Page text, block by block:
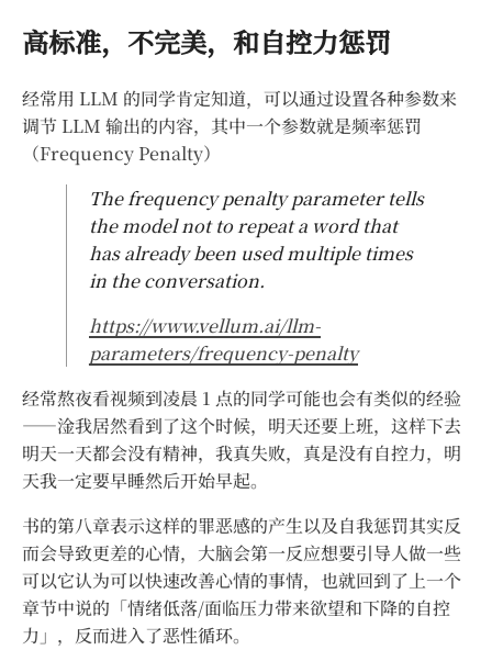
高标准，不完美，和自控力惩罚
经常用 LLM 的同学肯定知道，可以通过设置各种参数来
调节 LLM 输出的内容，其中一个参数就是频率惩罚
（Frequency Penalty）
The frequency penalty parameter tells
the model not to repeat a word that
has already been used multiple times
in the conversation.
https://www.vellum.ai/llm-
parameters/frequency-penalty
经常熬夜看视频到凌晨 1 点的同学可能也会有类似的经验
——淦我居然看到了这个时候，明天还要上班，这样下去
明天一天都会没有精神，我真失败，真是没有自控力，明
天我一定要早睡然后开始早起。
书的第八章表示这样的罪恶感的产生以及自我惩罚其实反
而会导致更差的心情，大脑会第一反应想要引导人做一些
可以它认为可以快速改善心情的事情，也就回到了上一个
章节中说的「情绪低落/面临压力带来欲望和下降的自控
力」，反而进入了恶性循环。